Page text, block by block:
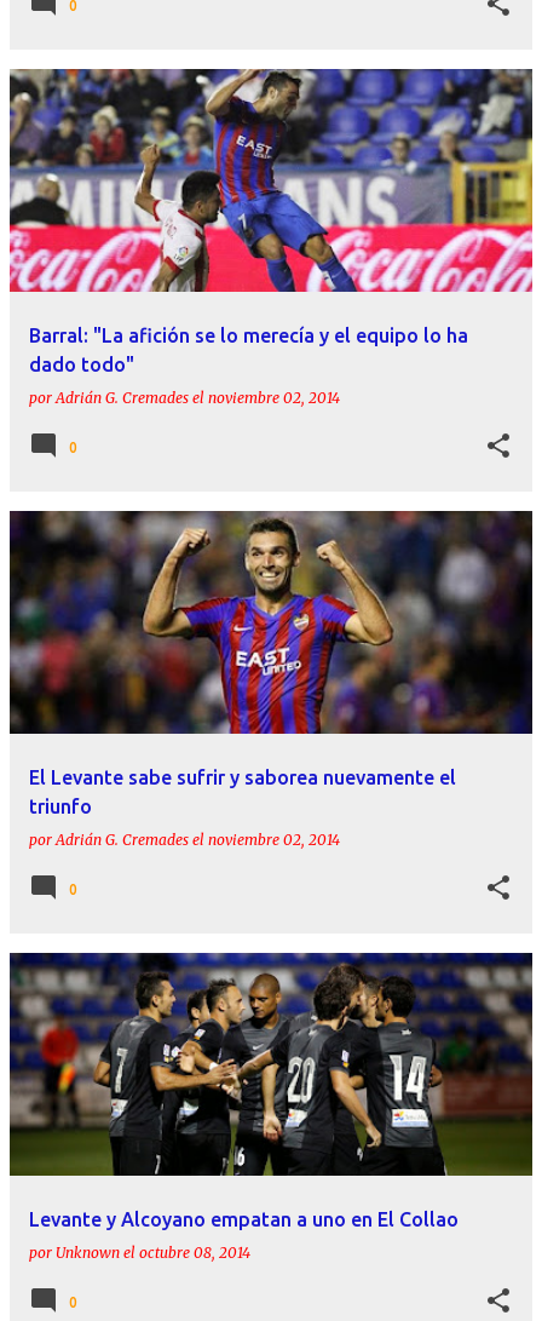
0
Barral: "La afición se lo merecía y el equipo lo ha
dado todo"
porAdrián G. Cremades el noviembre 02, 2014
0
El Levante sabe sufrir y saborea nuevamente el
triunfo
porAdrián G. Cremades el noviembre 02, 2014
0
Levante y Alcoyano empatan a uno en El Collao
por Unknown el octubre 08, 2014
0